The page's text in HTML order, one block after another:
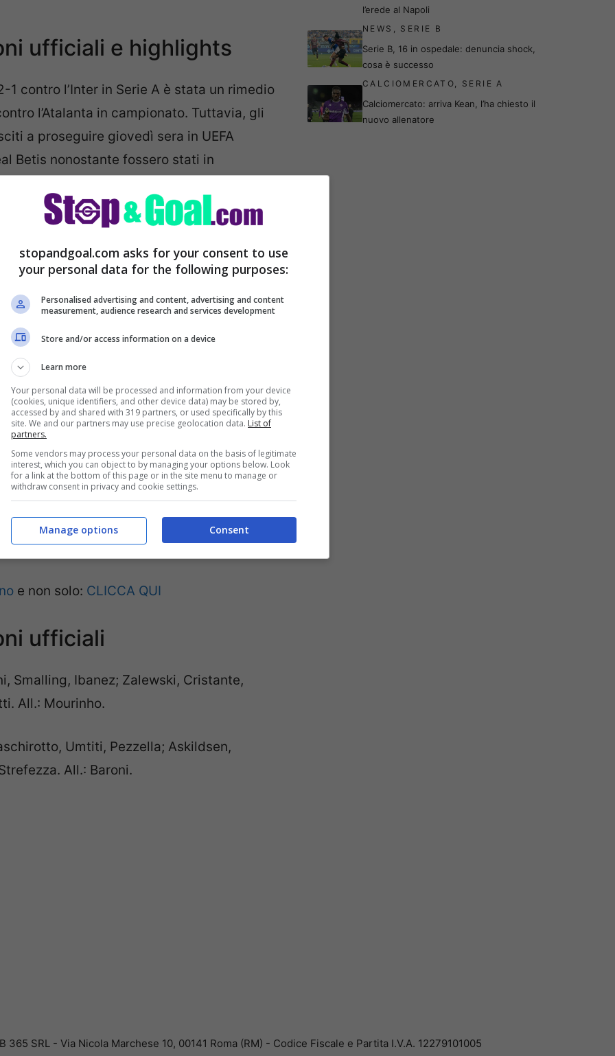
ufficiali e highlights
1 contro l’Inter in Serie A è stata un rimedio
l’Atalanta in campionato. Tuttavia, gli
a proseguire giovedì sera in UEFA
Betis nonostante fossero stati in
delle loro ultime sette partite
sei partite di Serie A, ma dopo quattro
punti dalla zona retrocessione.
soddisfatto delle prestazioni recenti
le altre squadre neopromosse nelle
non essere i risultati che avrebbe
e non solo: CLICCA QUI
ufficiali
Smalling, Ibanez; Zalewski, Cristante,
All.: Mourinho.
Umtiti, Pezzella; Askildsen,
All.: Baroni.
l’erede al Napoli
NEWS , SERIE B
Serie B, 16 in ospedale: denuncia shock,
cosa è successo
CALCIOMERCATO, SERIE A
Calciomercato: arriva Kean, l’ha chiesto il
nuovo allenatore
365 SRL - Via Nicola Marchese 10, 00141 Roma (RM) - Codice Fiscale e Partita I.V.A. 12279101005
stopandgoal.com asks for your consent to use
your personal data for the following purposes:
Personalised advertising and content, advertising and content
measurement, audience research and services development
Store and/or access information on a device
Learn more
Your personal data will be processed and information from your device
(cookies, unique identifiers, and other device data) may be stored by,
accessed by and shared with 319 partners, or used specifically by this
site. We and our partners may use precise geolocation data. List of
partners.
Some vendors may process your personal data on the basis of legitimate
interest, which you can object to by managing your options below. Look
for a link at the bottom of this page or in the site menu to manage or
withdraw consent in privacy and cookie settings.
Consent
Manage options